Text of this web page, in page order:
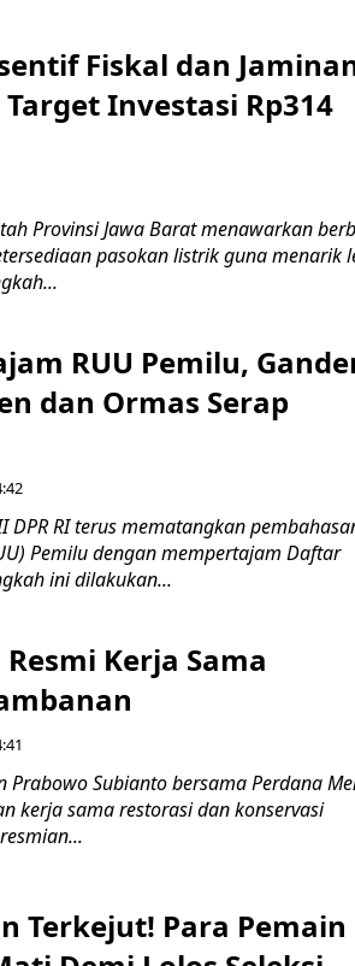
Fiskal dan
Investasi Rp314
Provinsi Jawa Barat menawarkan
pasokan listrik guna menarik
RUU Pemilu,
dan Ormas Serap
II DPR RI terus mematangkan
Pemilu dengan mempertajam Daftar
ini dilakukan...
Kerja Sama
Prabowo Subianto bersama Perdana
kerja sama restorasi dan konservasi
Terkejut! Para Pemain